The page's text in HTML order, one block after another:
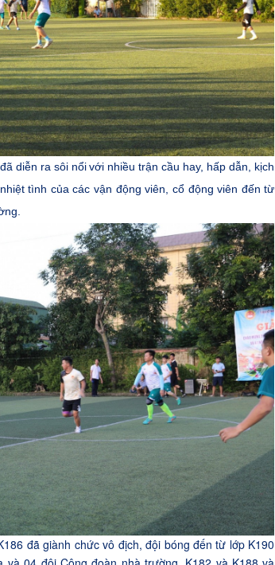
diễn ra sôi nổi với nhiều trận cầu hay, hấp dẫn , kịch
tình của các vận động viên, cổ động viên đến từ
6 đã giành chứcvô địch, đội bóng đến từ lớp K190